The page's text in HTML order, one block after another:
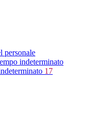
personale
indeterminato
17